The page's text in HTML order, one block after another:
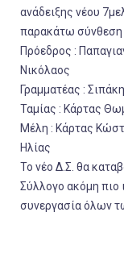
ανάδειξης νέου
παρακάτω σύνθεση
Πρόεδρος :
Νικόλαος
Γραμματέας :
Ταμίας : Κάρτας
Μέλη : Κάρτας
Ηλίας
Το νέο Δ.Σ. θα
Σύλλογο ακόμη πιο
συνεργασία όλων